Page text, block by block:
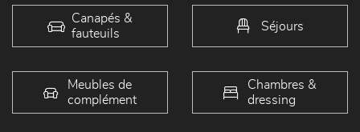
Canapés &
fauteuils
Séjours
Meubles de
complément
Chambres &
dressing